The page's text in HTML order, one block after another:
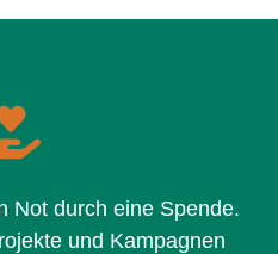
Not durch eine Spende.
und Kampagnen